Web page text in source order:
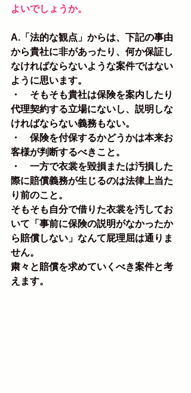
よいでしょうか。
A.「法的な観点」からは、下記の事由
から貴社に非があったり、何か保証し
なければならないような案件ではない
ように思います。
・　そもそも貴社は保険を案内したり
代理契約する立場にないし、説明しな
ければならない義務もない。
・　保険を付保するかどうかは本来お
客様が判断するべきこと。
・　一方で衣裳を毀損または汚損した
際に賠償義務が生じるのは法律上当た
り前のこと。
そもそも自分で借りた衣裳を汚してお
いて「事前に保険の説明がなかったか
ら賠償しない」なんて屁理屈は通りま
せん。
粛々と賠償を求めていくべき案件と考
えます。